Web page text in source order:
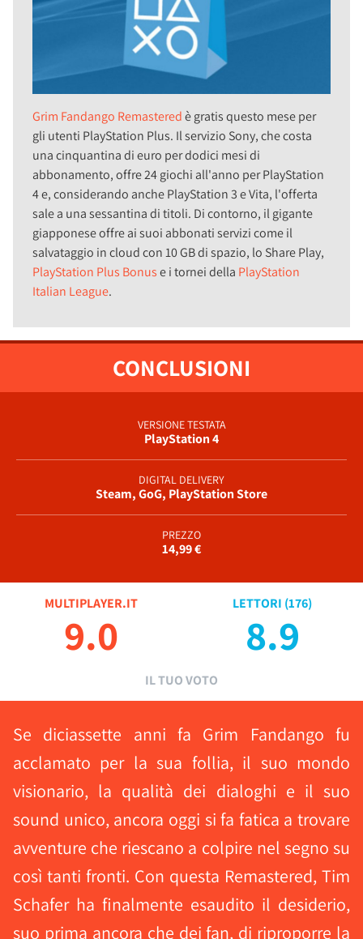
Grim Fandango Remasteredè gratis questo mese per
gli utenti PlayStation Plus. Il servizio Sony, che costa
una cinquantina di euro per dodici mesi di
abbonamento, offre 24 giochi all'anno per PlayStation
4 e, considerando anche PlayStation 3 e Vita, l'offerta
sale a una sessantina di titoli. Di contorno, il gigante
giapponese offre ai suoi abbonati servizi come il
salvataggio in cloud con 10 GB di spazio, lo Share Play,
PlayStation Plus Bonuse i tornei della PlayStation
Italian League.
CONCLUSIONI
VERSIONE TESTATA
PlayStation 4
DIGITAL DELIVERY
Steam, GoG, PlayStation Store
PREZZO
14,99 €
MULTIPLAYER.IT
9.0
LETTORI (176)
8.9
IL TUO VOTO
Se diciassette anni fa Grim Fandango fu
acclamato per la sua follia, il suo mondo
visionario, la qualità dei dialoghi e il suo
sound unico, ancora oggi si fa fatica a trovare
avventure che riescano a colpire nel segno su
così tanti fronti. Con questa Remastered, Tim
Schafer ha finalmente esaudito il desiderio,
suo prima ancora che dei fan, di riproporre la